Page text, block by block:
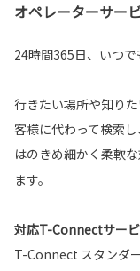
オペレーターサー
24時間365日、いつで
行きたい場所や知り
客様に代わって検索
はのきめ細かく柔軟
ます。
対応T-Connectサー
T-Connect スタンダ